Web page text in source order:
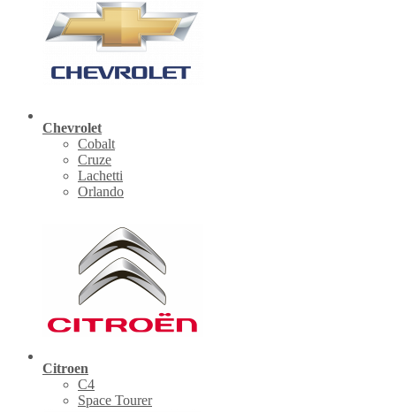
Chevrolet
Cobalt
Cruze
Lachetti
Orlando
Citroen
C4
Space Tourer